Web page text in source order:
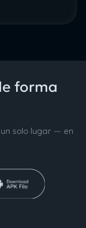
forma
solo lugar — en